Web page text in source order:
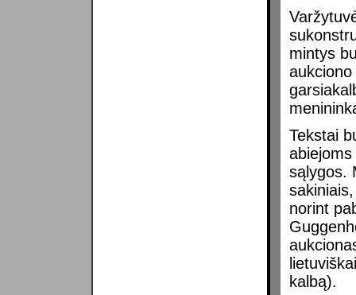
mintys
Tekstai
sąlygos.
norint
kalbą).